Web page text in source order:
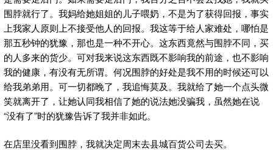
围脖就行了。我妈给她姐姐的儿子喂奶，不是为了获得回报，事实
上我家人原则上不接受他人的回报。我这等于给人家难处，哪怕是
那五秒钟的犹豫，那也是一种不开心。这东西竟然与围脖不同，买
的人多来的货少。可对我来说这东西既不影响我的前途，也不影响
我的健康，有没有无所谓。何况围脖的好处是我不用的时候还可以
给我弟弟用。可一切都晚了，我追悔莫及。我就给了她一个点头微
笑就离开了，让她认同我相信了她的说法她没骗我，虽然她在说
“没有了”时的犹豫告诉了我并非如此。
在店里没看到围脖，我就决定周末去县城百货公司去买。